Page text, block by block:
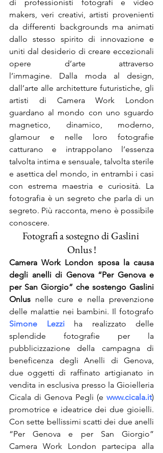
di professionisti fotografi e video
makers, veri creativi, artisti provenienti
da differenti backgrounds ma animati
dallo stesso spirito di innovazione e
uniti dal desiderio di creare eccezionali
opere d’arte attraverso
l’immagine. Dalla moda al design,
dall’arte alle architetture futuristiche, gli
artisti di Camera Work London
guardano al mondo con uno sguardo
magnetico, dinamico, moderno,
glamour e nelle loro fotografie
catturano e intrappolano l’essenza
talvolta intima e sensuale, talvolta sterile
e asettica del mondo, in entrambi i casi
con estrema maestria e curiosità. La
fotografia è un segreto che parla di un
segreto. Più racconta, meno è possibile
conoscere.
Fotografi a sostegno di Gaslini
Onlus !
Camera Work London sposa la causa
degli anelli di Genova “Per Genova e
per San Giorgio” che sostengo Gaslini
Onlus nelle cure e nella prevenzione
Simone Lezzi ha realizzato delle
splendide fotografie per la
pubblicizzazione della campagna di
beneficenza degli Anelli di Genova,
due oggetti di raffinato artigianato in
vendita in esclusiva presso la Gioielleria
Cicala di Genova Pegli (e www.cicala.it)
promotrice e ideatrice dei due gioielli.
Con sette bellissimi scatti dei due anelli
“Per Genova e per San Giorgio”
Camera Work London partecipa alla